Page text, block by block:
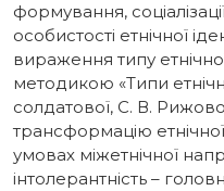
формування,
особистості етнічної
вираження типу
методикою «Типи
солдатової, С. В.
трансформацію
умовах міжетнічної
інтолерантність –